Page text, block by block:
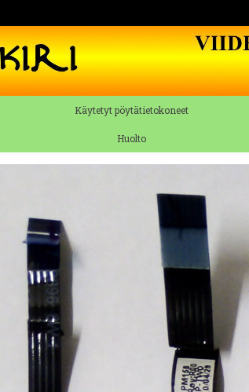
Käytetyt pöytätietokoneet
Huolto